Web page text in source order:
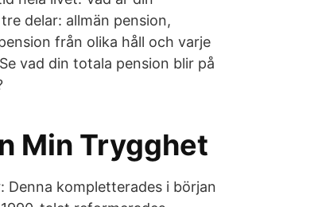
delar: allmän pension,
från olika håll och varje
vad din totala pension blir på
Min Trygghet
Denna kompletterades i början